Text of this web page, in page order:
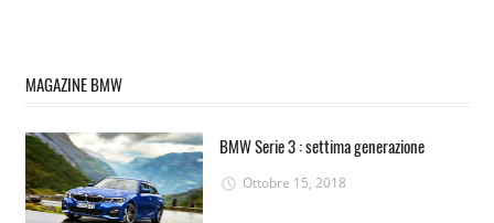
MAGAZINE BMW
BMW Serie 3 : settima generazione
Ottobre 15, 2018